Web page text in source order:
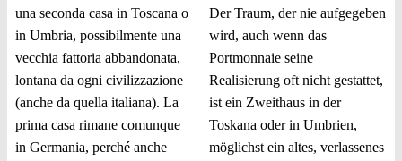
una seconda casa in Toscana o
in Umbria, possibilmente una
vecchia fattoria abbandonata,
lontana da ogni civilizzazione
(anche da quella italiana). La
prima casa rimane comunque
in Germania, perché anche
Der Traum, der nie aufgegeben
wird, auch wenn das
Portmonnaie seine
Realisierung oft nicht gestattet,
ist ein Zweithaus in der
Toskana oder in Umbrien,
möglichst ein altes, verlassenes